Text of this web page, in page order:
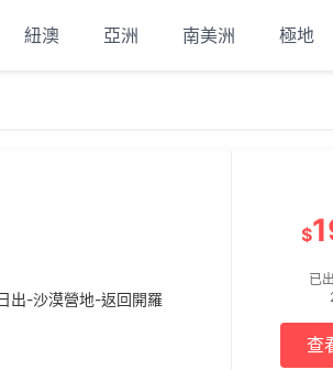
紐澳 亞洲 南美洲 極地
出-沙漠營地-返回開羅
$
已
查